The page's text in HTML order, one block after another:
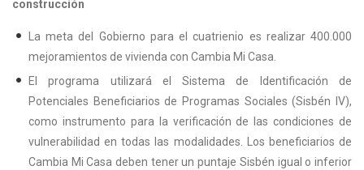
construcción
La meta del Gobierno para el cuatrienio es realizar 400.000
mejoramientos de vivienda con Cambia Mi Casa.
El programa utilizará el Sistema de Identificación de
Potenciales Beneficiarios de Programas Sociales (Sisbén IV),
como instrumento para la verificación de las condiciones de
vulnerabilidad en todas las modalidades. Los beneficiarios de
Cambia Mi Casa deben tener un puntaje Sisbén igual o inferior